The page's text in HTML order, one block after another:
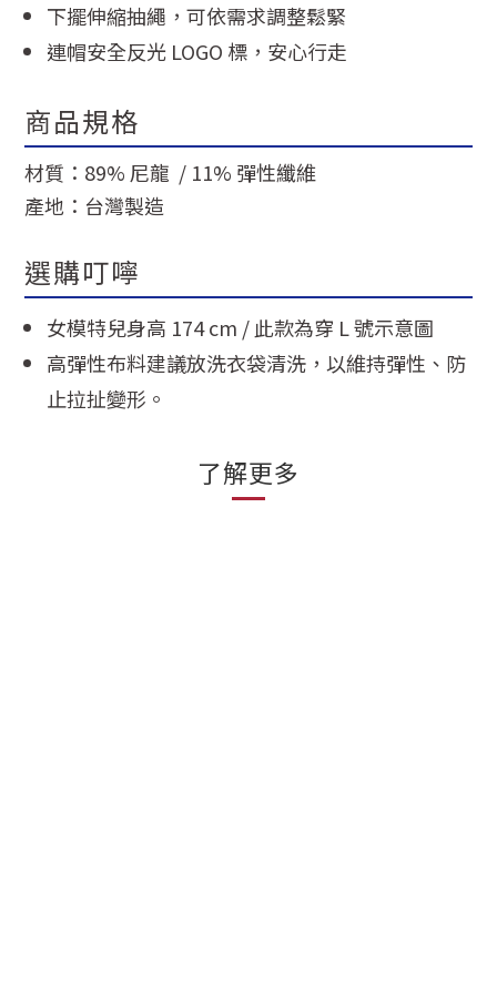
下擺伸縮抽繩，可依需求調整鬆緊
連帽安全反光 LOGO 標，安心行走
商品規格
材質：89% 尼龍 / 11% 彈性纖維
產地： 台灣製造
選購叮嚀
女模特兒身高 174 cm / 此款為穿 L 號示意圖
高彈性布料建議放洗衣袋清洗，以維持彈性、防
止拉扯變形。
了解更多